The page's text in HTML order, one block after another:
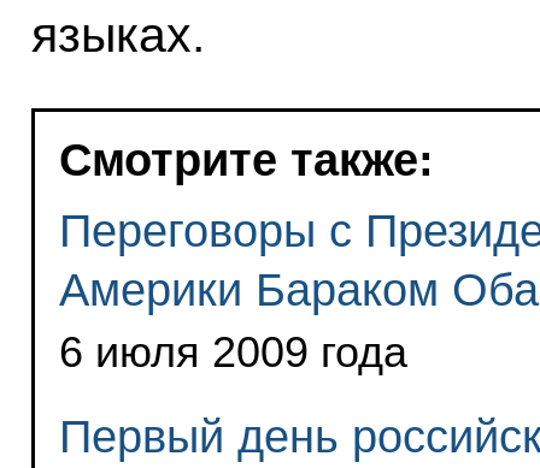
языках.
Смотрите также:
Переговоры с
Америки Бараком
6 июля 2009 года
Первый день